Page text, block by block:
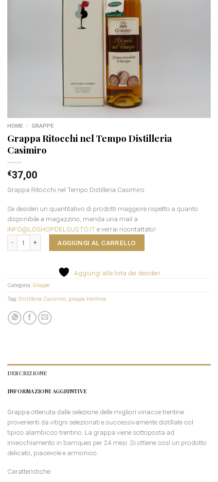
HOME / GRAPPE
Grappa Ritocchi nel Tempo Distilleria
Casimiro
€37,00
Grappa Ritocchi nel Tempo Distilleria Casimiro
Se desideri un quantitativo di prodotti maggiore rispetto a quanto
disponibile a magazzino, manda una mail a
INFO@LOSHOPDELGUSTO.ITe verrai ricontattato!
AGGIUNGI AL CARRELLO
Aggiungi alla lista dei desideri
Categoria: Grappe
Tag: Distilleria Casimiro, grappa trentina
DESCRIZIONE
INFORMAZIONI AGGIUNTIVE
Grappa ottenuta dalle selezione delle migliori vinacce trentine
provenienti da vitigni selezionati e successivamente distillate col
tipico alambicco trentino. La grappa viene sottoposta ad
invecchiamento in barriques per 24 mesi. Si ottiene così un prodotto
delicato, piacevole e armonico.
Caratteristiche: